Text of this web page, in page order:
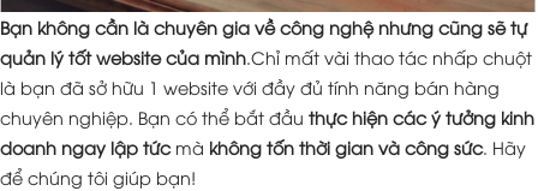
Bạn không cần là chuyên gia về công nghệ nhưng cũng sẽ tự
quản lý tốt website của mình.Chỉ mất vài thao tác nhấp chuột
là bạn đã sở hữu 1 website với đầy đủ tính năng bán hàng
chuyên nghiệp. Bạn có thể bắt đầu thực hiện các ý tưởng kinh
doanh ngay lập tứcmà không tốn thời gian và công sức. Hãy
để chúng tôi giúp bạn!